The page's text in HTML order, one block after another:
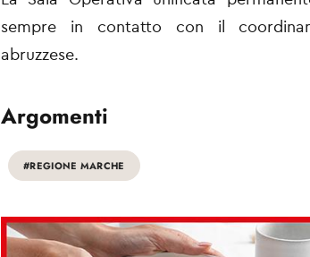
sempre in contatto con il
abruzzese.
Argomenti
#REGIONE MARCHE